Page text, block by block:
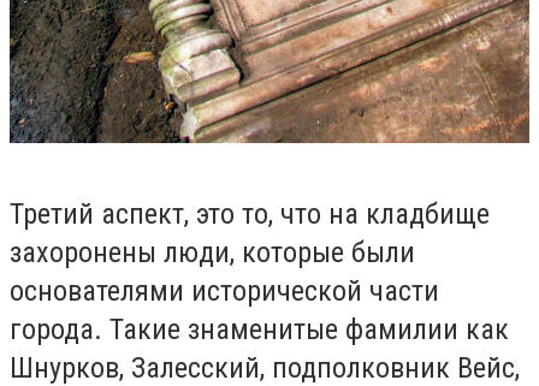
Третий аспект, это то, что на кладбище
захоронены люди, которые были
основателями исторической части
города. Такие знаменитые фамилии как
Шнурков, Залесский, подполковник Вейс,